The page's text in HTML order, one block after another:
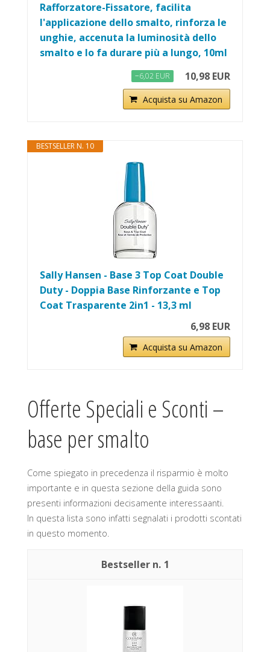
Rafforzatore-Fissatore, facilita
l'applicazione dello smalto, rinforza le
unghie, accenuta la luminosità dello
smalto e lo fa durare più a lungo, 10ml
−6,02 EUR 10,98 EUR
Acquista su Amazon
BESTSELLER N. 10
Sally Hansen - Base 3 Top Coat Double
Duty - Doppia Base Rinforzante e Top
Coat Trasparente 2in1 - 13,3 ml
6,98 EUR
Acquista su Amazon
Offerte Speciali e Sconti –
base per smalto
Come spiegato in precedenza il risparmio è molto
importante e in questa sezione della guida sono
presenti informazioni decisamente interessaanti.
In questa lista sono infatti segnalati i prodotti scontati
in questo momento.
1